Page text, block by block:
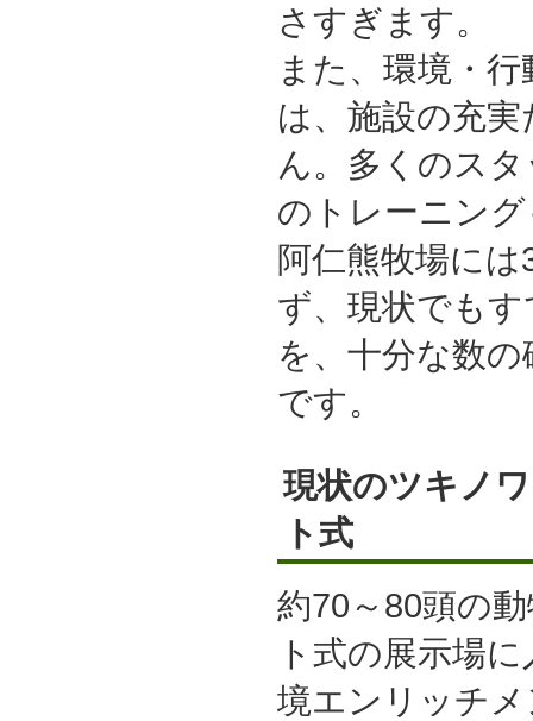
さすぎます。
また、環境・
は、施設の充
ん。多くのス
のトレーニン
阿仁熊牧場に
ず、現状でも
を、十分な数
です。
現状のツキノ
ト式
約70～80頭の
ト式の展示場
境エンリッチ